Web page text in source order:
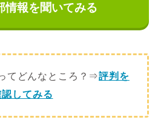
情報を聞いてみる
てどんなところ？⇒評判を
認してみる